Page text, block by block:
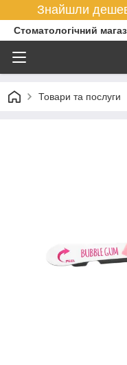
Знайшли
Стоматологічний
Товари та послуги